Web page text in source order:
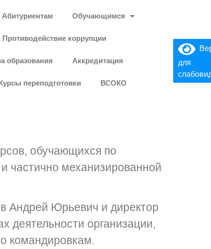
для
Абитуриентам Обучающимся
Противодействие коррупции
образования Аккредитация
переподготовки ВСОКО
обучающихся по
частично механизированной
Андрей Юрьевич и директор
деятельности организации,
командировкам.